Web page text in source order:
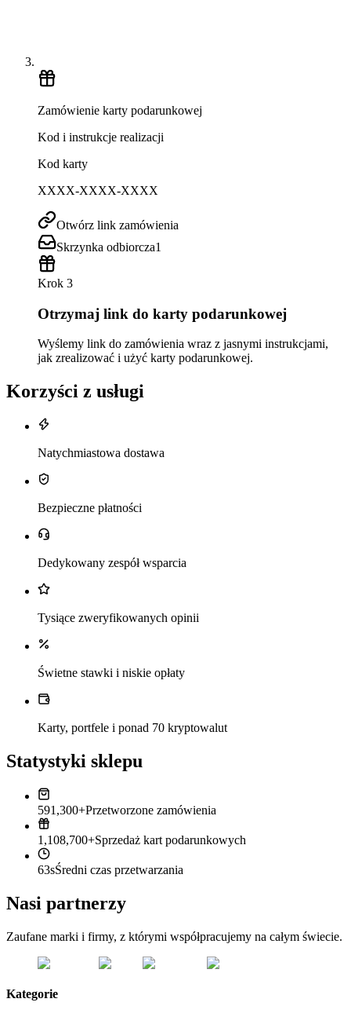
Zamówienie karty podarunkowej
Kod i instrukcje realizacji
Kod karty
XXXX-XXXX-XXXX
Otwórz link zamówienia
Skrzynka odbiorcza1
Krok 3
Otrzymaj link do karty podarunkowej
Wyślemy link do zamówienia wraz z jasnymi instrukcjami,
jak zrealizować i użyć karty podarunkowej.
Korzyści z usługi
Natychmiastowa dostawa
Bezpieczne płatności
Dedykowany zespół wsparcia
Tysiące zweryfikowanych opinii
Świetne stawki i niskie opłaty
Karty, portfele i ponad 70 kryptowalut
Statystyki sklepu
591,300+Przetworzone zamówienia
1,108,700+Sprzedaż kart podarunkowych
63sŚredni czas przetwarzania
Nasi partnerzy
Zaufane marki i firmy, z którymi współpracujemy na całym świecie.
Kategorie